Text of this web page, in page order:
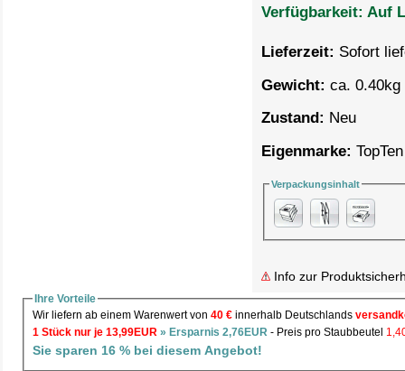
Verfügbarkeit: Auf
Lieferzeit: Sofort
Gewicht: ca. 0.40kg
Zustand: Neu
Eigenmarke: TopTen
Verpackungsinhalt
Info zur
Ihre Vorteile
Wir liefern ab einem Warenwert von40 € innerhalb Deutschlands
1 Stück nur je 13,99EUR » Ersparnis 2,76EUR - Preis pro Staubbeutel
Sie sparen 16 % bei diesem Angebot!